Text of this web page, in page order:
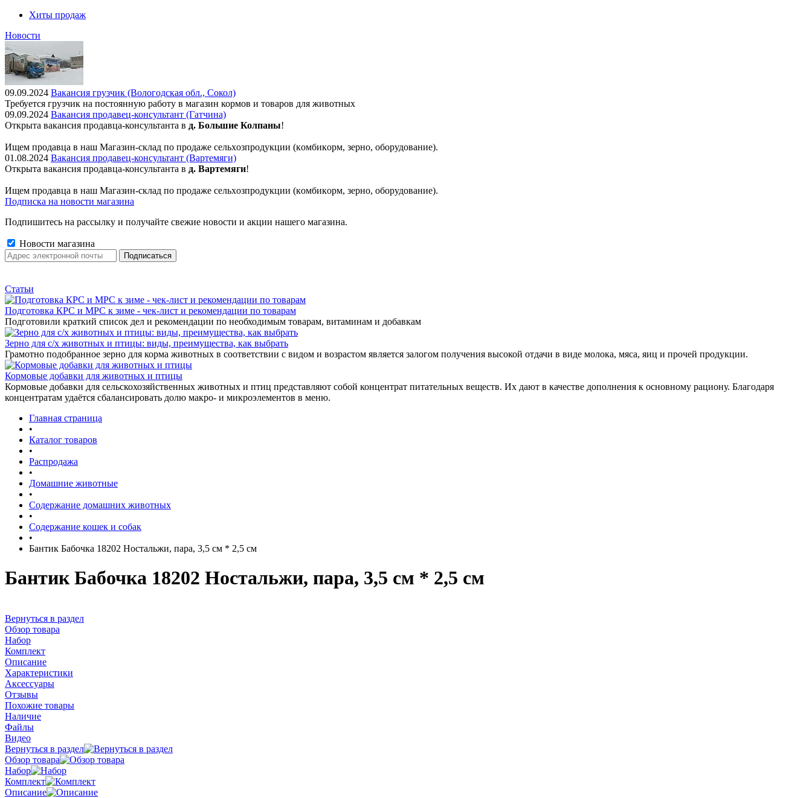
Хиты продаж
Новости
09.09.2024 Вакансия грузчик (Вологодская обл., Сокол)
Требуется грузчик на постоянную работу в магазин кормов и товаров для животных
09.09.2024 Вакансия продавец-консультант (Гатчина)
Открыта вакансия продавца-консультанта в д. Большие Колпаны!
Ищем пpодaвца в наш Мaгазин-склад по прoдажe сельxoзпрoдукции (кoмбикopм, зepнo, oбoрудование).
01.08.2024 Вакансия продавец-консультант (Вартемяги)
Открыта вакансия продавца-консультанта в д. Вартемяги!
Ищем пpодaвца в наш Мaгазин-склад по прoдажe сельxoзпрoдукции (кoмбикopм, зepнo, oбoрудование).
Подписка на новости магазина
Подпишитесь на рассылку и получайте свежие новости и акции нашего магазина.
Новости магазина
Статьи
Подготовка КРС и МРС к зиме - чек-лист и рекомендации по товарам
Подготовили краткий список дел и рекомендации по необходимым товарам, витаминам и добавкам
Зерно для с/х животных и птицы: виды, преимущества, как выбрать
Грамотно подобранное зерно для корма животных в соответствии с видом и возрастом является залогом получения высокой отдачи в виде молока, мяса, яиц и прочей продукции.
Кормовые добавки для животных и птицы
Кормовые добавки для сельскохозяйственных животных и птиц представляют собой концентрат питательных веществ. Их дают в качестве дополнения к основному рациону. Благодаря
концентратам удаётся сбалансировать долю макро- и микроэлементов в меню.
Главная страница
•
Каталог товаров
•
Распродажа
•
Домашние животные
•
Содержание домашних животных
•
Содержание кошек и собак
•
Бантик Бабочка 18202 Ностальжи, пара, 3,5 см * 2,5 см
Бантик Бабочка 18202 Ностальжи, пара, 3,5 см * 2,5 см
Вернуться в раздел
Обзор товара
Набор
Комплект
Описание
Характеристики
Аксессуары
Отзывы
Похожие товары
Наличие
Файлы
Видео
Вернуться в раздел
Обзор товара
Набор
Комплект
Описание